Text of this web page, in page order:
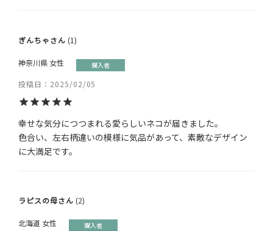
ぎんちゃ 1
購入者
神奈川県 女性
投稿日 2025/02/05
幸せな気分につつまれる愛らしいネコが届きました。
色合い、左右柄違いの模様に気品があって、素敵なデザイン
に大満足です。
ラピスの母 2
購入者
北海道 女性